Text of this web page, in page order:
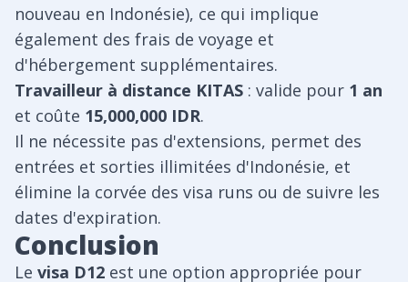
nouveau en Indonésie), ce qui implique
également des frais de voyage et
d'hébergement supplémentaires.
Travailleur à distance KITAS : valide pour 1 an
et coûte 15,000,000 IDR.
Il ne nécessite pas d'extensions, permet des
entrées et sorties illimitées d'Indonésie, et
élimine la corvée des visa runs ou de suivre les
dates d'expiration.
Conclusion
Le visa D12 est une option appropriée pour